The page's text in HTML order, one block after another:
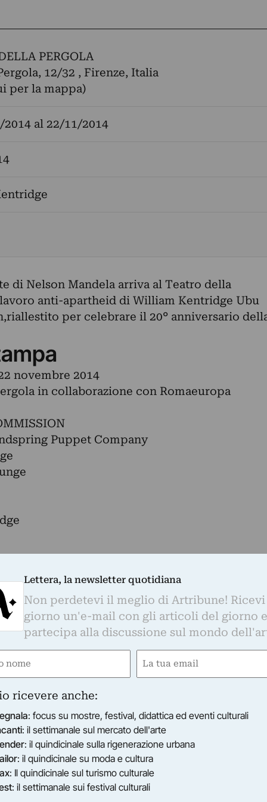
PERGOLA
12/32 , Firenze, Italia
per la mappa)
2014al 22/11/2014
di Nelson Mandela arriva al Teatro della
anti-apartheid di William Kentridge Ubu
per celebrare il 20° anniversario
novembre 2014
in collaborazione con Romaeuropa
Puppet Company
Jury
Gabriel Marchand, Mandiseli Maseti,
Company
mondiale Quaternaire / Sarah Ford
International Festival, The Taipei Arts
Festival de Marseille _ danse et
Centre Athens, Cal Performances Berkeley
in italiano
di Nelson Mandela arriva al Teatro della
anti-apartheid di William Kentridge Ubu
per celebrare il 20° anniversario
a Firenze anche grazie alla stretta e
Lettera, la newsletter quotidiana
Non perdetevi il meglio di Artribune!
giorno un'e-mail con gli articoli del giorno
partecipa alla discussione sul mondo
Email
ricevere anche:
: focus su mostre, festival, didattica ed eventi culturali
: il settimanale sul mercato dell'arte
: il quindicinale sulla rigenerazione urbana
: il quindicinale su moda e cultura
: Il quindicinale sul turismo culturale
: il settimanale sui festival culturali